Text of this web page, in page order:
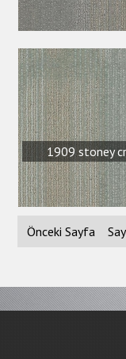
1909 stoney
Önceki Sayfa